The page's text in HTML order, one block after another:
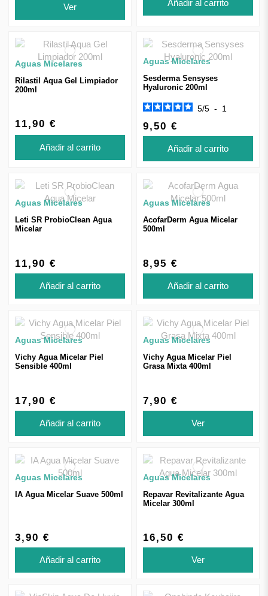
Ver Añadir al carrito
Aguas Micelares
Rilastil Aqua Gel Limpiador
200ml
11,90 €
Añadir al carrito
Aguas Micelares
Sesderma Sensyses
Hyaluronic 200ml
5/5 - 1
9,50 €
Añadir al carrito
Aguas Micelares
Leti SR ProbioClean Agua
Micelar
11,90 €
Añadir al carrito
Aguas Micelares
AcofarDerm Agua Micelar
500ml
8,95 €
Añadir al carrito
Aguas Micelares
Vichy Agua Micelar Piel
Sensible 400ml
17,90 €
Añadir al carrito
Aguas Micelares
Vichy Agua Micelar Piel
Grasa Mixta 400ml
7,90 €
Ver
Aguas Micelares
IA Agua Micelar Suave 500ml
3,90 €
Añadir al carrito
Aguas Micelares
Repavar Revitalizante Agua
Micelar 300ml
16,50 €
Ver